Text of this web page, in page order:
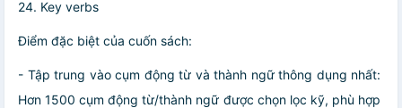
24. Key verbs
Điểm đặc biệt của cuốn sách:
- Tập trung vào cụm động từ và thành ngữ thông dụng nhất:
Hơn 1500 cụm động từ/thành ngữ được chọn lọc kỹ, phù hợp